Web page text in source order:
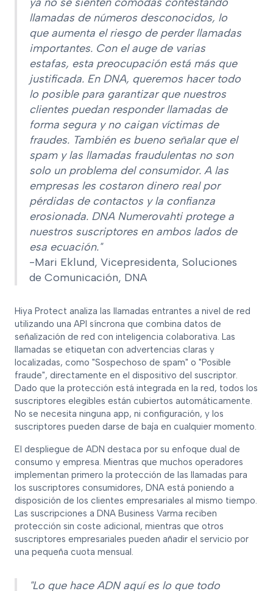
llamadas de números desconocidos, lo
que aumenta el riesgo de perder llamadas
importantes. Con el auge de varias
estafas, esta preocupación está más que
justificada. En DNA, queremos hacer todo
lo posible para garantizar que nuestros
clientes puedan responder llamadas de
forma segura y no caigan víctimas de
fraudes. También es bueno señalar que el
spam y las llamadas fraudulentas no son
solo un problema del consumidor. A las
empresas les costaron dinero real por
pérdidas de contactos y la confianza
erosionada. DNA Numerovahti protege a
nuestros suscriptores en ambos lados de
esa ecuación."
-Mari Eklund, Vicepresidenta, Soluciones
de Comunicación, DNA
Hiya Protect analiza las llamadas entrantes a nivel de red
utilizando una API síncrona que combina datos de
señalización de red con inteligencia colaborativa. Las
llamadas se etiquetan con advertencias claras y
localizadas, como "Sospechoso de spam" o "Posible
fraude", directamente en el dispositivo del suscriptor.
Dado que la protección está integrada en la red, todos los
suscriptores elegibles están cubiertos automáticamente.
No se necesita ninguna app, ni configuración, y los
suscriptores pueden darse de baja en cualquier momento.
El despliegue de ADN destaca por su enfoque dual de
consumo y empresa. Mientras que muchos operadores
implementan primero la protección de las llamadas para
los suscriptores consumidores, DNA está poniendo a
disposición de los clientes empresariales al mismo tiempo.
Las suscripciones a DNA Business Varma reciben
protección sin coste adicional, mientras que otros
suscriptores empresariales pueden añadir el servicio por
una pequeña cuota mensual.
"Lo que hace ADN aquí es lo que todo